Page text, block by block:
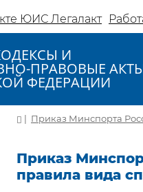
ЮИС Легалакт
И
ПРАВОВЫЕ
ФЕДЕРАЦИИ
| Приказ Минспорта
Приказ
правила вида